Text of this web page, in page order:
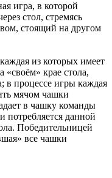
игра, в которой
стол, стремясь
стоящий на другом
из которых имеет
«своём» крае стола,
в процессе игры каждая
мячом чашки
в чашку команды
потребляется данной
Победительницей
все чашки